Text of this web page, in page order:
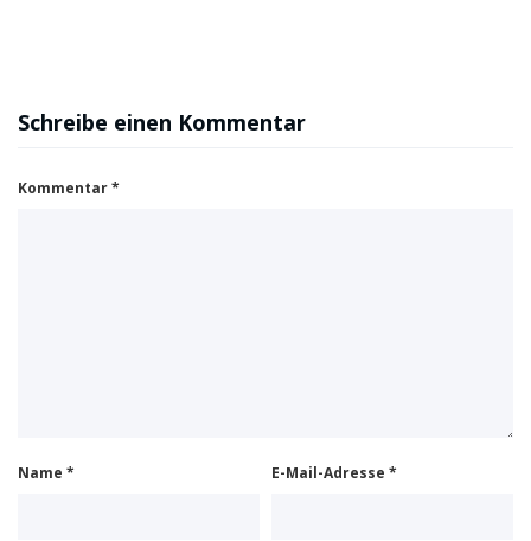
Schreibe einen Kommentar
Kommentar*
Name * E-Mail-Adresse *